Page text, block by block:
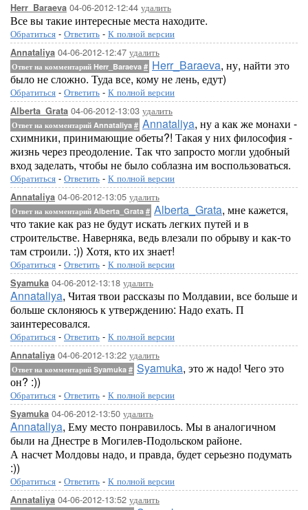
Herr_Baraeva 04-06-2012-12:44 удалить
Все вы такие интересные места находите.
Обратиться - Ответить - К полной версии
Annataliya 04-06-2012-12:47 удалить
Ответ на комментарий Herr_Baraeva # Herr_Baraeva, ну, найти это
было не сложно. Туда все, кому не лень, едут)
Обратиться - Ответить - К полной версии
Alberta_Grata 04-06-2012-13:03 удалить
Ответ на комментарий Annataliya # Annataliya, ну а как же монахи -
схимники, принимающие обеты?! Такая у них философия -
жизнь через преодоление. Так что запросто могли удобный
вход заделать, чтобы не было соблазна им воспользоваться.
Обратиться - Ответить - К полной версии
Annataliya 04-06-2012-13:05 удалить
Ответ на комментарий Alberta_Grata # Alberta_Grata, мне кажется,
что такие как раз не будут искать легких путей и в
строительстве. Наверняка, ведь влезали по обрыву и как-то
там строили. :)) Хотя, кто их знает!
Обратиться - Ответить - К полной версии
Syamuka 04-06-2012-13:18 удалить
Annataliya, Читая твои рассказы по Молдавии, все больше и
больше склоняюсь к утверждению: Надо ехать. П
заинтересовался.
Обратиться - Ответить - К полной версии
Annataliya 04-06-2012-13:22 удалить
Ответ на комментарий Syamuka # Syamuka, это ж надо! Чего это
он? :))
Обратиться - Ответить - К полной версии
Syamuka 04-06-2012-13:50 удалить
Annataliya, Ему место понравилось. Мы в аналогичном
были на Днестре в Могилев-Подольском районе.
А насчет Молдовы надо, и правда, будет серьезно подумать
:))
Обратиться - Ответить - К полной версии
Annataliya 04-06-2012-13:52 удалить